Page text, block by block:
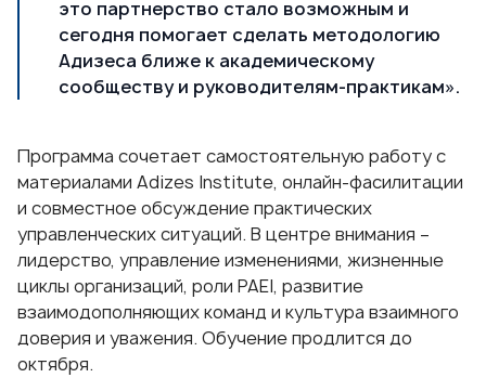
это партнерство стало возможным и
сегодня помогает сделать методологию
Адизеса ближе к академическому
сообществу и руководителям-практикам».
Программа сочетает самостоятельную работу с
материалами Adizes Institute, онлайн-фасилитации
и совместное обсуждение практических
управленческих ситуаций. В центре внимания –
лидерство, управление изменениями, жизненные
циклы организаций, роли PAEI, развитие
взаимодополняющих команд и культура взаимного
доверия и уважения. Обучение продлится до
октября.